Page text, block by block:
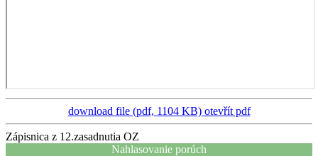
download file (pdf, 1104 KB) otevřít pdf
Zápisnica z 12.zasadnutia OZ
Nahlasovanie porúch